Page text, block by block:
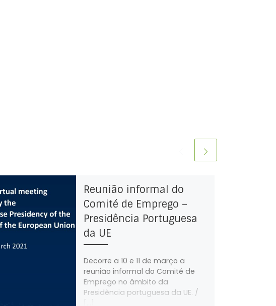
Reunião informal do
Comité de Emprego –
Presidência Portuguesa
da UE
Decorre a 10 e 11 de março a
reunião informal do Comité de
Emprego no âmbito da
Presidência portuguesa da UE. /